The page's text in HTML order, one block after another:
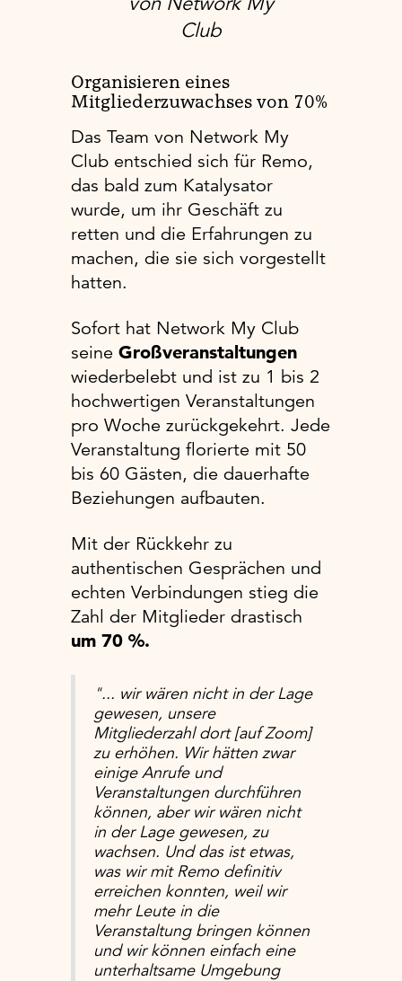
Club
Organisieren eines
Mitgliederzuwachses von 70%
Das Team von Network My
Club entschied sich für Remo,
das bald zum Katalysator
wurde, um ihr Geschäft zu
retten und die Erfahrungen zu
machen, die sie sich vorgestellt
hatten.
Sofort hat Network My Club
seineGroßveranstaltungen
wiederbelebt und ist zu 1 bis 2
hochwertigen Veranstaltungen
pro Woche zurückgekehrt. Jede
Veranstaltung florierte mit 50
bis 60 Gästen, die dauerhafte
Beziehungen aufbauten.
Mit der Rückkehr zu
authentischen Gesprächen und
echten Verbindungen stieg die
Zahl der Mitglieder drastisch
um 70 %.
"... wir wären nicht in der Lage
gewesen, unsere
Mitgliederzahl dort [auf Zoom]
zu erhöhen. Wir hätten zwar
einige Anrufe und
Veranstaltungen durchführen
können, aber wir wären nicht
in der Lage gewesen, zu
wachsen. Und das ist etwas,
was wir mit Remo definitiv
erreichen konnten, weil wir
mehr Leute in die
Veranstaltung bringen können
und wir können einfach eine
unterhaltsame Umgebung